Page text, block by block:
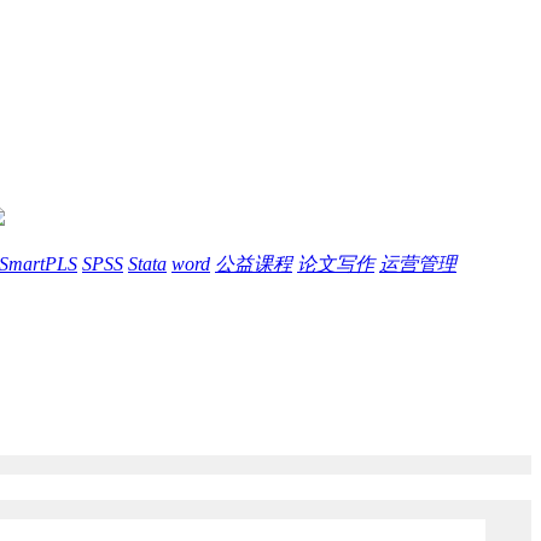
SmartPLS SPSS Stata word 公益课程 论文写作 运营管理